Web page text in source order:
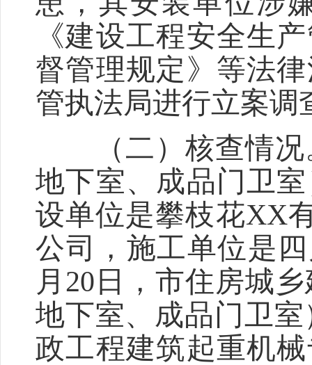
《建设工程安全生
督管理规定》等法
管执法局进行立案调
（二）核查情况
地下室、成品门卫
设单位是攀枝花XX
公司，施工单位是
月20日，市住房城
地下室、成品门卫
政工程建筑起重机